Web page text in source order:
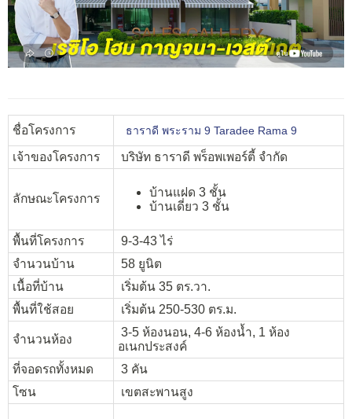
ชื่อโครงการ ธาราดี พระราม 9 Taradee Rama 9
เจ้าของโครงการ บริษัท ธาราดี พร็อพเพอร์ตี้ จำกัด
ลักษณะโครงการ
บ้านแฝด 3 ชั้น
บ้านเดี่ยว 3 ชั้น
พื้นที่โครงการ
9-3-43 ไร่
จำนวนบ้าน
58 ยูนิต
เนื้อที่บ้าน
เริ่มต้น 35 ตร.วา.
พื้นที่ใช้สอย
เริ่มต้น 250-530 ตร.ม.
จำนวนห้อง
3-5 ห้องนอน, 4-6 ห้องน้ำ, 1 ห้อง
อเนกประสงค์
ที่จอดรถทั้งหมด
3 คัน
โซน
เขตสะพานสูง